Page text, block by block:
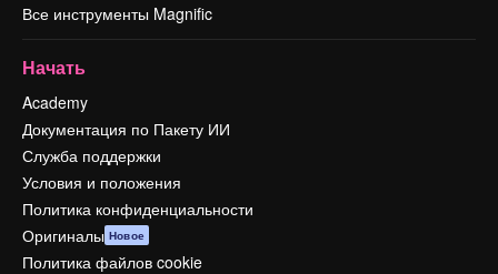
Все инструменты Magnific
Начать
Academy
Документация по Пакету ИИ
Служба поддержки
Условия и положения
Политика конфиденциальности
Оригиналы Новое
Политика файлов cookie